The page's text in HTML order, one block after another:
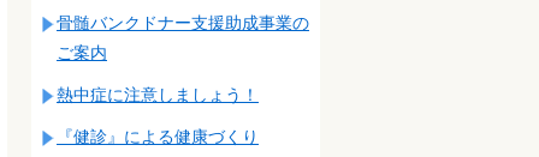
骨髄バンクドナー支援助成事業の
ご案内
熱中症に注意しましょう！
『健診』による健康づくり